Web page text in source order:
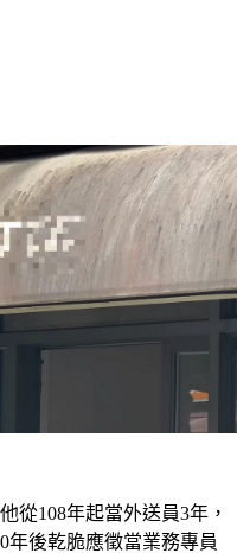
從108年起當外送員3年，
年後乾脆應徵當業務專員